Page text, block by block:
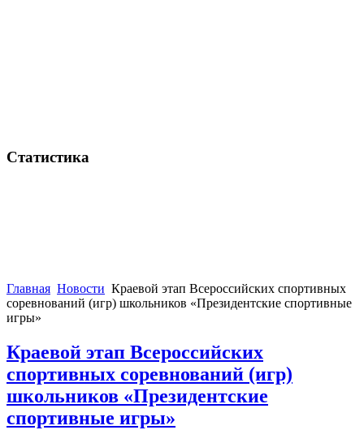
Статистика
Главная Новости Краевой этап Всероссийских спортивных
соревнований (игр) школьников «Президентские спортивные
игры»
Краевой этап Всероссийских
спортивных соревнований (игр)
школьников «Президентские
спортивные игры»